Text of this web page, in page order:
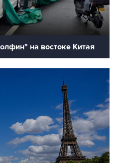
на востоке Китая